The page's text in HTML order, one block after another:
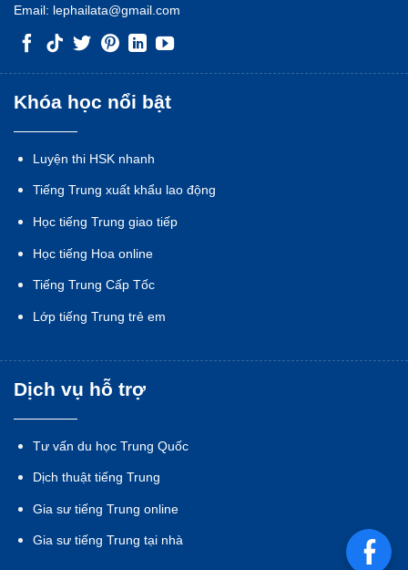
Email: lephailata@gmail.com
Khóa học nổi bật
Luyện thi HSK nhanh
Tiếng Trung xuất khẩu lao động
Học tiếng Trung giao tiếp
Học tiếng Hoa online
Tiếng Trung Cấp Tốc
Lớp tiếng Trung trẻ em
Dịch vụ hỗ trợ
Tư vấn du học Trung Quốc
Dịch thuật tiếng Trung
Gia sư tiếng Trung online
Gia sư tiếng Trung tại nhà